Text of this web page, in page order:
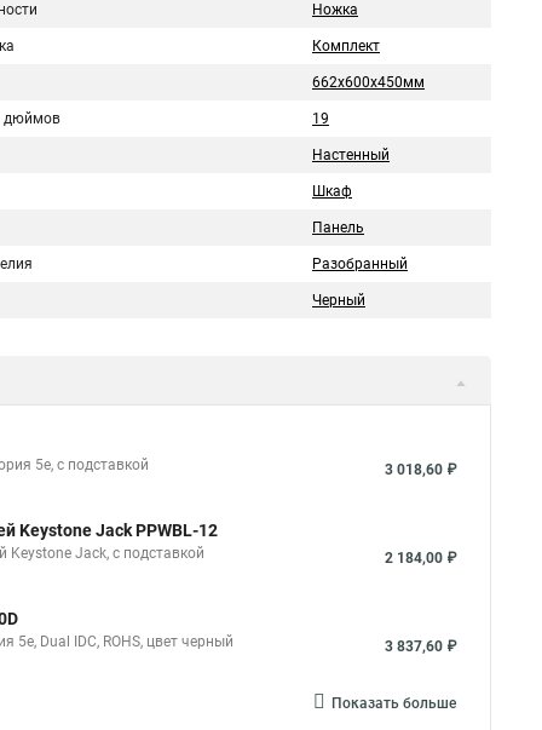
Ножка
Комплект
662х600х450мм
дюймов 19
Настенный
Шкаф
Панель
Разобранный
Черный
5е, с подставкой 3 018,60 ₽
Keystone Jack PPWBL-12
Keystone Jack, с подставкой 2 184,00 ₽
5e, Dual IDC, ROHS, цвет черный 3 837,60 ₽
Показать больше